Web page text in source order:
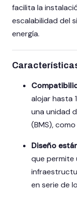
facilita la
escalabilidad del
energía.
alojar hasta
una unidad
(BMS),
Diseño
que permite
en serie de